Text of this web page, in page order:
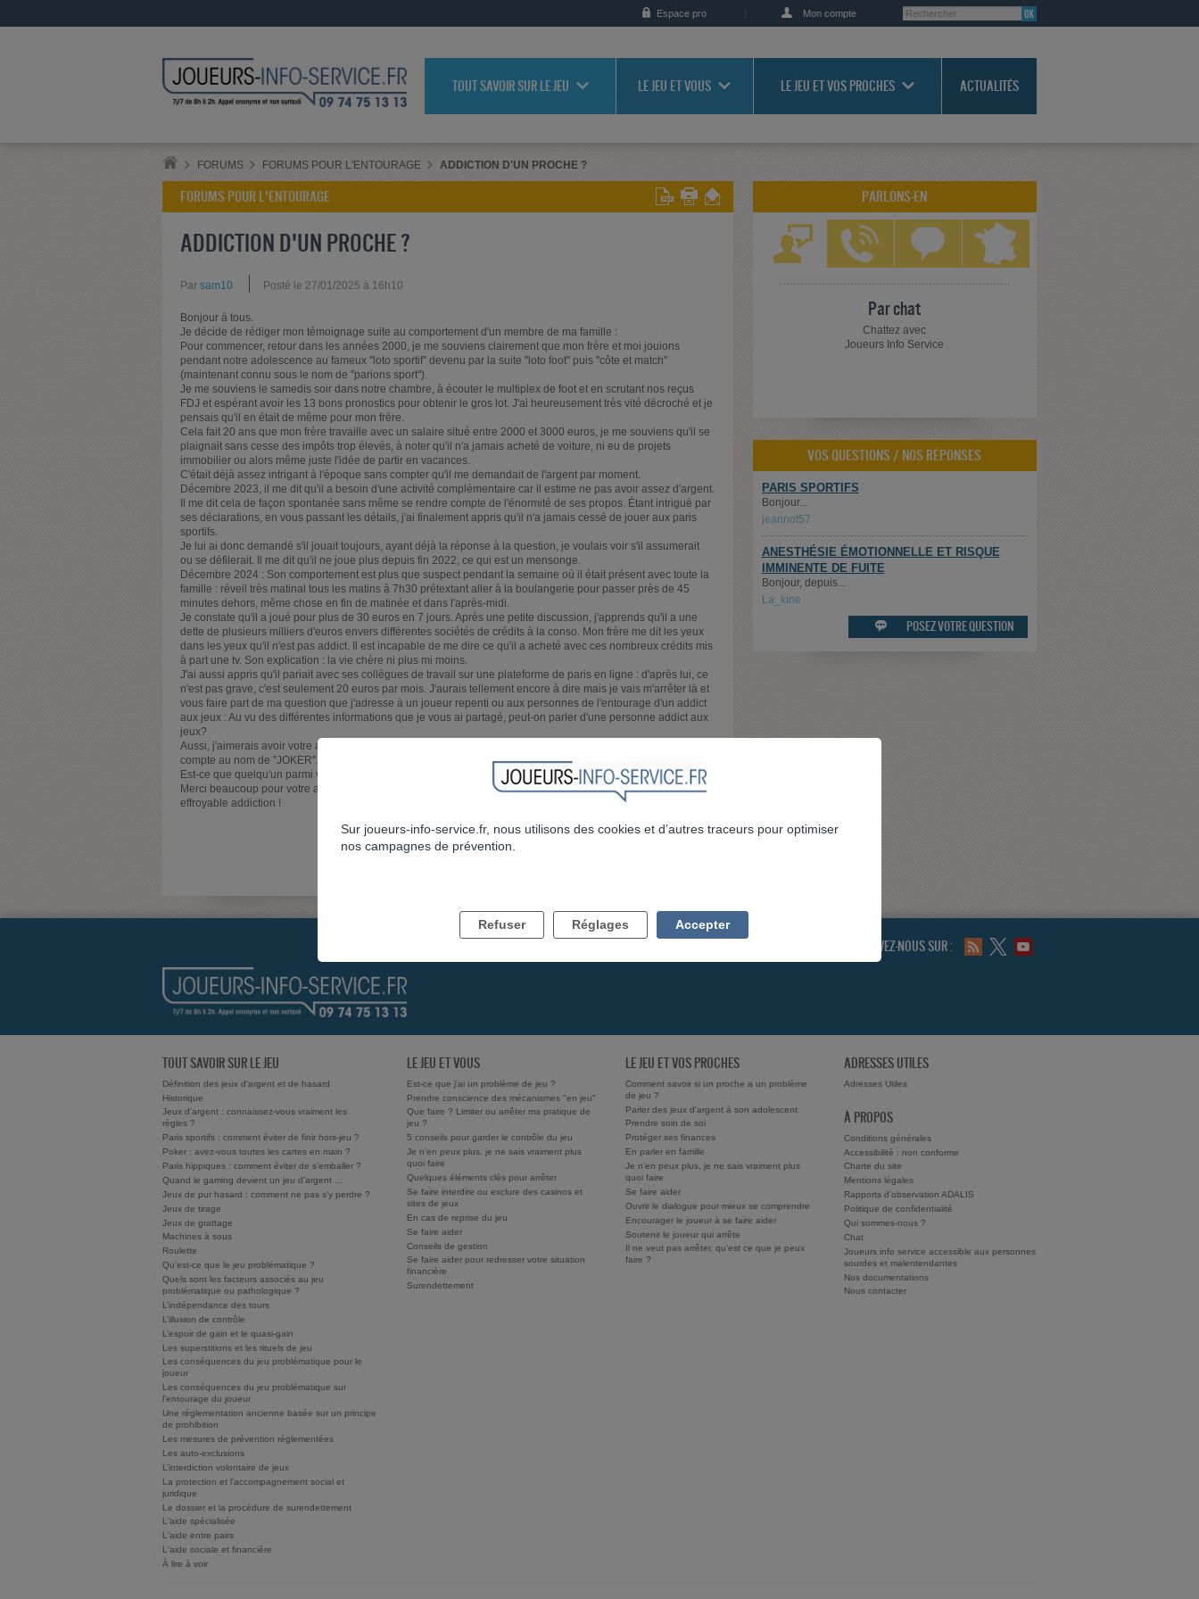
Espace pro Mon compte
TOUT SAVOIR SUR LE JEU LE JEU ET VOUS LE JEU ET VOS PROCHES ACTUALITÉS
FORUMS FORUMS POUR L'ENTOURAGE ADDICTION D'UN PROCHE ?
FORUMS POUR L'ENTOURAGE
ADDICTION D'UN PROCHE ?
Par sam10 Posté le 27/01/2025 à 16h10
Bonjour à tous.
Je décide de rédiger mon témoignage suite au comportement d'un membre de ma famille :
Pour commencer, retour dans les années 2000, je me souviens clairement que mon frère et moi jouions
pendant notre adolescence au fameux ''loto sportif'' devenu par la suite ''loto foot'' puis ''côte et match''
(maintenant connu sous le nom de ''parions sport'').
Je me souviens le samedis soir dans notre chambre, à écouter le multiplex de foot et en scrutant nos reçus
FDJ et espérant avoir les 13 bons pronostics pour obtenir le gros lot. J'ai heureusement très vité décroché et je
pensais qu'il en était de même pour mon frère.
Cela fait 20 ans que mon frère travaille avec un salaire situé entre 2000 et 3000 euros, je me souviens qu'il se
plaignait sans cesse des impôts trop élevés, à noter qu'il n'a jamais acheté de voiture, ni eu de projets
immobilier ou alors même juste l'idée de partir en vacances.
C'était déjà assez intrigant à l'époque sans compter qu'il me demandait de l'argent par moment.
Décembre 2023, il me dit qu'il a besoin d'une activité complémentaire car il estime ne pas avoir assez d'argent.
Il me dit cela de façon spontanée sans même se rendre compte de l'énormité de ses propos. Étant intrigué par
ses déclarations, en vous passant les détails, j'ai finalement appris qu'il n'a jamais cessé de jouer aux paris
sportifs.
Je lui ai donc demandé s'il jouait toujours, ayant déjà la réponse à la question, je voulais voir s'il assumerait
ou se défilerait. Il me dit qu'il ne joue plus depuis fin 2022, ce qui est un mensonge.
Décembre 2024 : Son comportement est plus que suspect pendant la semaine où il était présent avec toute la
famille : réveil très matinal tous les matins à 7h30 prétextant aller à la boulangerie pour passer près de 45
minutes dehors, même chose en fin de matinée et dans l'après-midi.
Je constate qu'il a joué pour plus de 30 euros en 7 jours. Après une petite discussion, j'apprends qu'il a une
dette de plusieurs milliers d'euros envers différentes sociétés de crédits à la conso. Mon frère me dit les yeux
dans les yeux qu'il n'est pas addict. Il est incapable de me dire ce qu'il a acheté avec ces nombreux crédits mis
à part une tv. Son explication : la vie chère ni plus mi moins.
J'ai aussi appris qu'il pariait avec ses collègues de travail sur une plateforme de paris en ligne : d'après lui, ce
n'est pas grave, c'est seulement 20 euros par mois. J'aurais tellement encore à dire mais je vais m'arrêter là et
vous faire part de ma question que j'adresse à un joueur repenti ou aux personnes de l'entourage d'un addict
aux jeux : Au vu des différentes informations que je vous ai partagé, peut-on parler d'une personne addict aux
jeux?
Aussi, j'aimerais avoir votre aide pour une information bien spécifique : j'ai constaté un prélèvement sur son
compte au nom de ''JOKER''.
Est-ce que quelqu'un parmi vous connait cette société ? Est-ce une plateforme de paris sportifs ou autre ?
Merci beaucoup pour votre aide. Je souhaite bon courage aux personnes en détresse concernant cette
effroyable addiction !
PARLONS-EN
Par chat
Chattez avec
Joueurs Info Service
VOS QUESTIONS / NOS RÉPONSES
PARIS SPORTIFS
Bonjour...
jeannot57
ANESTHÉSIE ÉMOTIONNELLE ET RISQUE
IMMINENTE DE FUITE
Bonjour, depuis...
La_kine
 POSEZ VOTRE QUESTION
SUIVEZ-NOUS SUR :
TOUT SAVOIR SUR LE JEU
Définition des jeux d’argent et de hasard
Historique
Jeux d'argent : connaissez-vous vraiment les
règles ?
Paris sportifs : comment éviter de finir hors-jeu ?
Poker : avez-vous toutes les cartes en main ?
Paris hippiques : comment éviter de s'emballer ?
Quand le gaming devient un jeu d'argent ...
Jeux de pur hasard : comment ne pas s'y perdre ?
Jeux de tirage
Jeux de grattage
Machines à sous
Roulette
Qu’est-ce que le jeu problématique ?
Quels sont les facteurs associés au jeu
problématique ou pathologique ?
L’indépendance des tours
L’illusion de contrôle
L’espoir de gain et le quasi-gain
Les superstitions et les rituels de jeu
Les conséquences du jeu problématique pour le
joueur
Les conséquences du jeu problématique sur
l’entourage du joueur
Une réglementation ancienne basée sur un principe
de prohibition
Les mesures de prévention règlementées
Les auto-exclusions
L’interdiction volontaire de jeux
La protection et l’accompagnement social et
juridique
Le dossier et la procédure de surendettement
L'aide spécialisée
L'aide entre pairs
L'aide sociale et financière
À lire à voir
LE JEU ET VOUS
Est-ce que j'ai un problème de jeu ?
Prendre conscience des mécanismes "en jeu"
Que faire ? Limiter ou arrêter ma pratique de
jeu ?
5 conseils pour garder le contrôle du jeu
Je n’en peux plus, je ne sais vraiment plus
quoi faire
Quelques éléments clés pour arrêter
Se faire interdire ou exclure des casinos et
sites de jeux
En cas de reprise du jeu
Se faire aider
Conseils de gestion
Se faire aider pour redresser votre situation
financière
Surendettement
LE JEU ET VOS PROCHES
Comment savoir si un proche a un problème
de jeu ?
Parler des jeux d'argent à son adolescent
Prendre soin de soi
Protéger ses finances
En parler en famille
Je n’en peux plus, je ne sais vraiment plus
quoi faire
Se faire aider
Ouvrir le dialogue pour mieux se comprendre
Encourager le joueur à se faire aider
Soutenir le joueur qui arrête
Il ne veut pas arrêter, qu’est ce que je peux
faire ?
ADRESSES UTILES
Adresses Utiles
À PROPOS
Conditions générales
Accessibilité : non conforme
Charte du site
Mentions légales
Rapports d'observation ADALIS
Politique de confidentialité
Qui sommes-nous ?
Chat
Joueurs info service accessible aux personnes
sourdes et malentendantes
Nos documentations
Nous contacter
Sur joueurs-info-service.fr, nous utilisons des cookies et d’autres traceurs pour optimiser
nos campagnes de prévention.
Refuser Réglages Accepter